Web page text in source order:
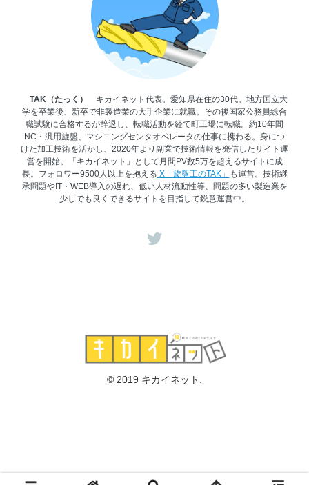
TAK（たっく）
キカイネット代表。愛知県在住の30代。地方国立大
学を卒業後、新卒で非製造業の大手企業に就職。その後国家公務員総合
職試験に合格するが辞退し、転職活動を経て町工場に転職。約10年間
NC・汎用旋盤、マシニングセンタオペレータの仕事に携わる。身につ
けた加工技術を活かし、2020年より副業で技術情報を発信したサイト運
営を開始。「キカイネット」として月間PV数5万を超えるサイトに成
長。フォロワー9500人以上を抱える X「旋盤工のTAK」
も運営。技術継
承問題やIT・WEB導入の遅れ、低い人材流動性等、問題の多い製造業を
少しでも良くできるサイトを目指して鋭意運営中。
© 2019 キカイネット.